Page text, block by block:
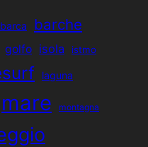
barca barche
golfo isola istmo
laguna
mare montagna